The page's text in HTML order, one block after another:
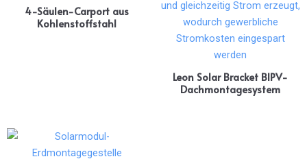
4-Säulen-Carport aus
Kohlenstoffstahl
Leon Solar Bracket BIPV-
Dachmontagesystem